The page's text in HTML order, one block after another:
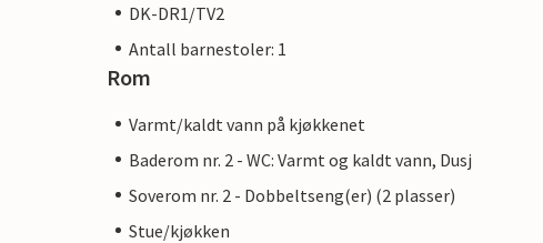
DK-DR1/TV2
Antall barnestoler: 1
Rom
Varmt/kaldt vann på kjøkkenet
Baderom nr. 2 - WC: Varmt og kaldt vann, Dusj
Soverom nr. 2 - Dobbeltseng(er) (2 plasser)
Stue/kjøkken